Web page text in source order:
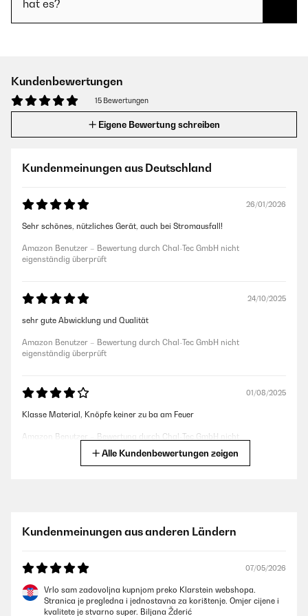
hat es?
Kundenbewertungen
15 Bewertungen
Eigene Bewertung schreiben
Kundenmeinungen aus Deutschland
26/01/2026
Sehr schönes, nützliches Gerät, auch bei Stromausfall!
Amazon Benutzer – Bewertung durch Chal-Tec GmbH nicht
eigenständig überprüft
24/10/2025
sehr gute Abwicklung und Qualität
Amazon Benutzer – Bewertung durch Chal-Tec GmbH nicht
eigenständig überprüft
01/08/2025
Klasse Material, Knöpfe keiner zu ba am Feuer
Amazon Benutzer – Bewertung durch Chal-Tec GmbH nicht
eigenständig überprüft
schön!
eigenständig überprüft
07/04/2023
Alle Kundenbewertungen zeigen
Kundenmeinungen aus anderen Ländern
07/05/2026
Vrlo sam zadovoljna kupnjom preko Klarstein webshopa.
Stranica je pregledna i jednostavna za korištenje. Omjer cijene i
kvalitete je stvarno super. Biljana Žderić